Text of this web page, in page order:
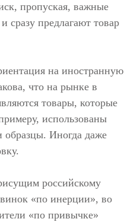
пропуская, важные
сразу предлагают товар
на иностранную
что на рынке в
товары, которые
использованы
образцы. Иногда даже
российскому
«по инерции», во
«по привычке»